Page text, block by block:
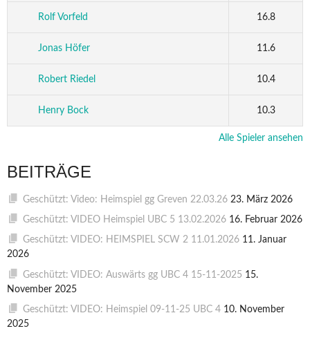
Rolf Vorfeld 16.8
Jonas Höfer 11.6
Robert Riedel 10.4
Henry Bock 10.3
Alle Spieler ansehen
BEITRÄGE
Geschützt: Video: Heimspiel gg Greven 22.03.26 23. März 2026
Geschützt: VIDEO Heimspiel UBC 5 13.02.2026 16. Februar 2026
Geschützt: VIDEO: HEIMSPIEL SCW 2 11.01.2026 11. Januar
2026
Geschützt: VIDEO: Auswärts gg UBC 4 15-11-2025 15.
November 2025
Geschützt: VIDEO: Heimspiel 09-11-25 UBC 4 10. November
2025